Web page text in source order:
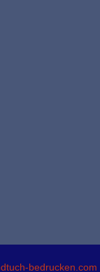
bedrucken.com